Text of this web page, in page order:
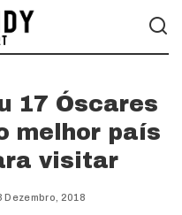
17 Óscares
melhor país
visitar
Dezembro, 2018